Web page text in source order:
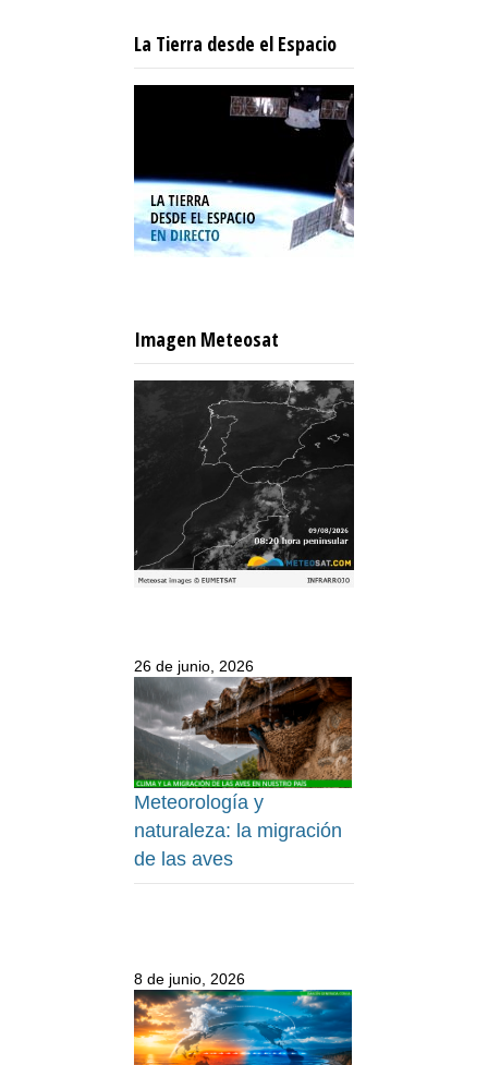
La Tierra desde el Espacio
Imagen Meteosat
26 de junio, 2026
Meteorología y
naturaleza: la migración
de las aves
8 de junio, 2026